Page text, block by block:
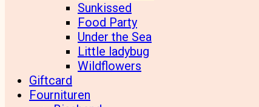
Sunkissed
Food Party
Under the Sea
Little ladybug
Wildflowers
Giftcard
Fournituren